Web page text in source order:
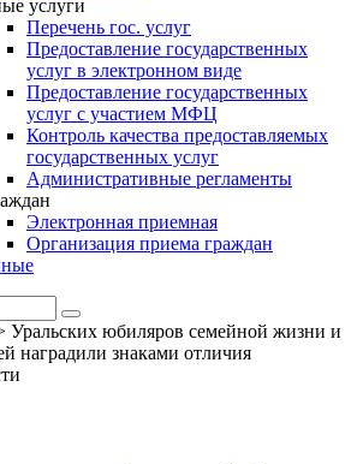
услуги
Перечень гос. услуг
Предоставление государственных
услуг в электронном виде
Предоставление государственных
услуг с участием МФЦ
Контроль качества предоставляемых
государственных услуг
Административные регламенты
Электронная приемная
Организация приема граждан
Уральских юбиляров семейной жизни и
наградили знаками отличия